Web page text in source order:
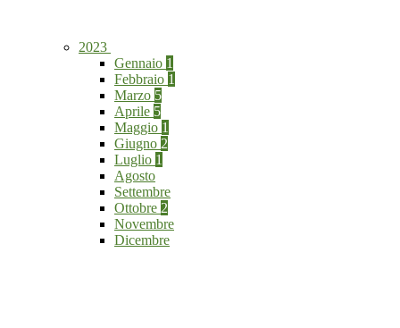
2023
Gennaio 1
Febbraio 1
Marzo 5
Aprile 5
Maggio 1
Giugno 2
Luglio 1
Agosto
Settembre
Ottobre 2
Novembre
Dicembre